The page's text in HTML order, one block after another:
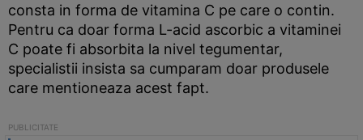
consta in forma de vitamina C pe care o contin.
Pentru ca doar forma L-acid ascorbic a vitaminei
C poate fi absorbita la nivel tegumentar,
specialistii insista sa cumparam doar produsele
care mentioneaza acest fapt.